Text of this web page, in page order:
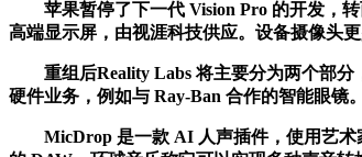
苹果暂停了下一代 Vision Pro 的开发，转
高端显示屏，由视涯科技供应。设备摄像头
重组后Reality Labs 将主要分为两个部分
硬件业务，例如与 Ray-Ban 合作的智能眼镜。
MicDrop 是一款 AI 人声插件，使用艺术家